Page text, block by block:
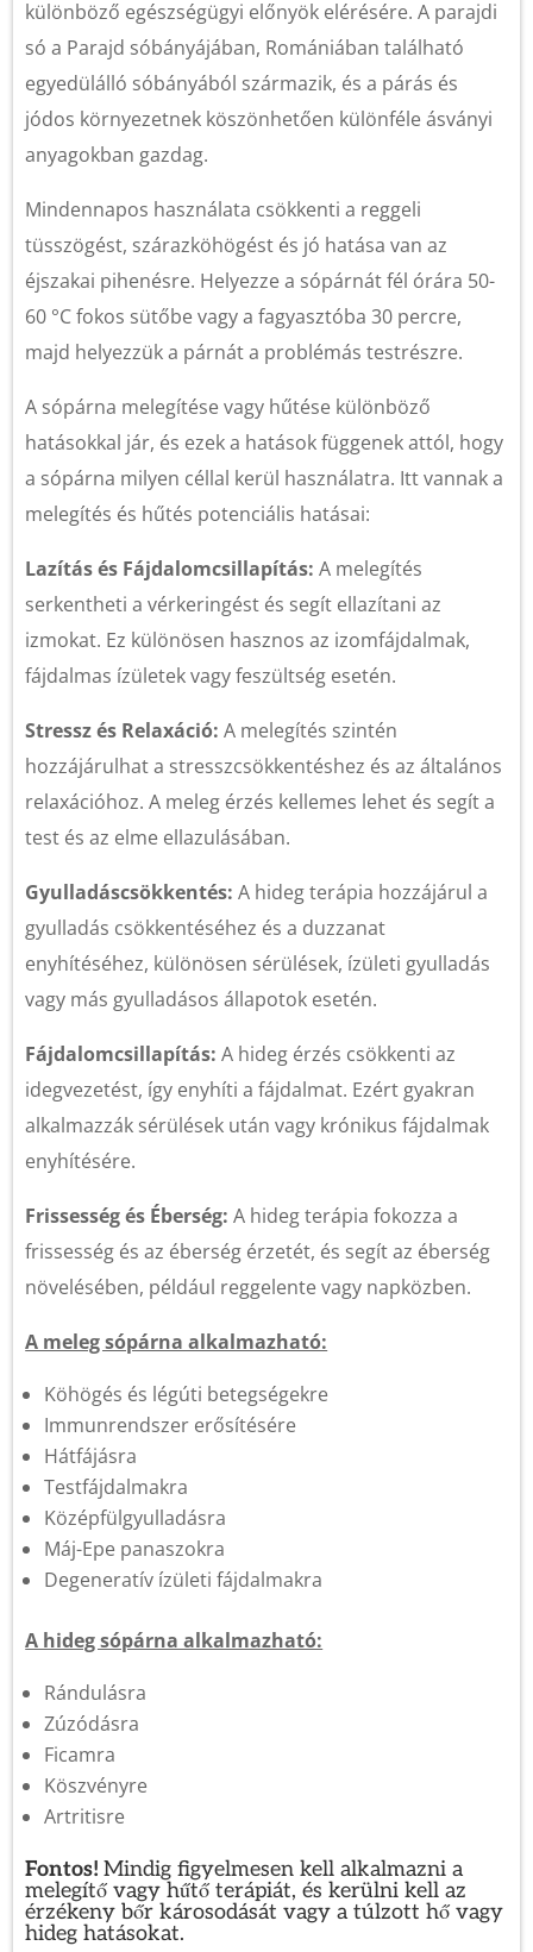
különböző egészségügyi előnyök elérésére. A parajdi
só a Parajd sóbányájában, Romániában található
egyedülálló sóbányából származik, és a párás és
jódos környezetnek köszönhetően különféle ásványi
anyagokban gazdag.
Mindennapos használata csökkenti a reggeli
tüsszögést, szárazköhögést és jó hatása van az
éjszakai pihenésre. Helyezze a sópárnát fél órára 50-
60 °C fokos sütőbe vagy a fagyasztóba 30 percre,
majd helyezzük a párnát a problémás testrészre.
A sópárna melegítése vagy hűtése különböző
hatásokkal jár, és ezek a hatások függenek attól, hogy
a sópárna milyen céllal kerül használatra. Itt vannak a
melegítés és hűtés potenciális hatásai:
Lazítás és Fájdalomcsillapítás: A melegítés
serkentheti a vérkeringést és segít ellazítani az
izmokat. Ez különösen hasznos az izomfájdalmak,
fájdalmas ízületek vagy feszültség esetén.
Stressz és Relaxáció: A melegítés szintén
hozzájárulhat a stresszcsökkentéshez és az általános
relaxációhoz. A meleg érzés kellemes lehet és segít a
test és az elme ellazulásában.
Gyulladáscsökkentés: A hideg terápia hozzájárul a
gyulladás csökkentéséhez és a duzzanat
enyhítéséhez, különösen sérülések, ízületi gyulladás
vagy más gyulladásos állapotok esetén.
Fájdalomcsillapítás: A hideg érzés csökkenti az
idegvezetést, így enyhíti a fájdalmat. Ezért gyakran
alkalmazzák sérülések után vagy krónikus fájdalmak
enyhítésére.
Frissesség és Éberség: A hideg terápia fokozza a
frissesség és az éberség érzetét, és segít az éberség
növelésében, például reggelente vagy napközben.
A meleg sópárna alkalmazható:
Köhögés és légúti betegségekre
Immunrendszer erősítésére
Hátfájásra
Testfájdalmakra
Középfülgyulladásra
Máj-Epe panaszokra
Degeneratív ízületi fájdalmakra
A hideg sópárna alkalmazható:
Rándulásra
Zúzódásra
Ficamra
Köszvényre
Artritisre
Fontos!Mindig figyelmesen kell alkalmazni a
melegítő vagy hűtő terápiát, és kerülni kell az
érzékeny bőr károsodását vagy a túlzott hő vagy
hideg hatásokat.